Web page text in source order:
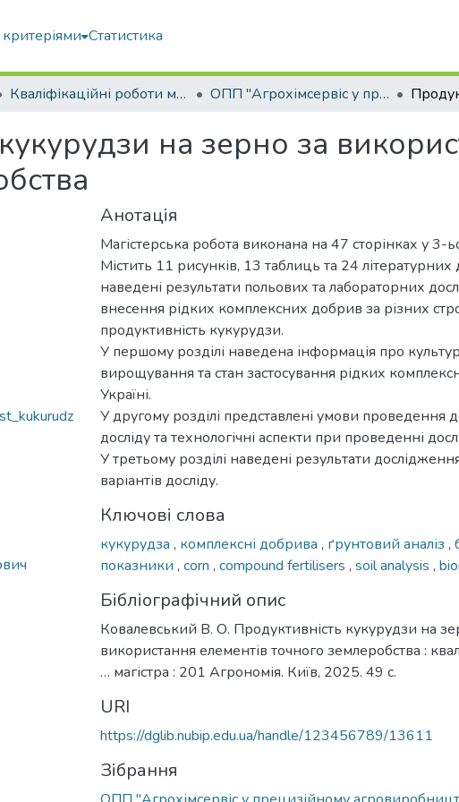
Статистика
Кваліфікаційні роботи магістрів ОПП "Агрохімсервіс у прецизійному агровиробництві"
на зерно за
Анотація
Магістерська робота виконана на 47 сторінках у 3-
Містить 11 рисунків, 13 таблиць та 24
наведені результати польових та лабораторних
внесення рідких комплексних добрив за різних
продуктивність кукурудзи.
У першому розділі наведена інформація про
вирощування та стан застосування рідких
Україні.
У другому розділі представлені умови проведення
досліду та технологічні аспекти при проведенні
У третьому розділі наведені результати
варіантів досліду.
Ключові слова
кукурудза , комплексні добрива , ґрунтовий аналіз ,
показники , corn , compound fertilisers , soil analysis ,
Бібліографічний опис
Ковалевський В. О. Продуктивність кукурудзи на
використання елементів точного землеробства :
… магістра : 201 Агрономія. Київ, 2025. 49 с.
URI
https://dglib.nubip.edu.ua/handle/123456789/13611
Зібрання